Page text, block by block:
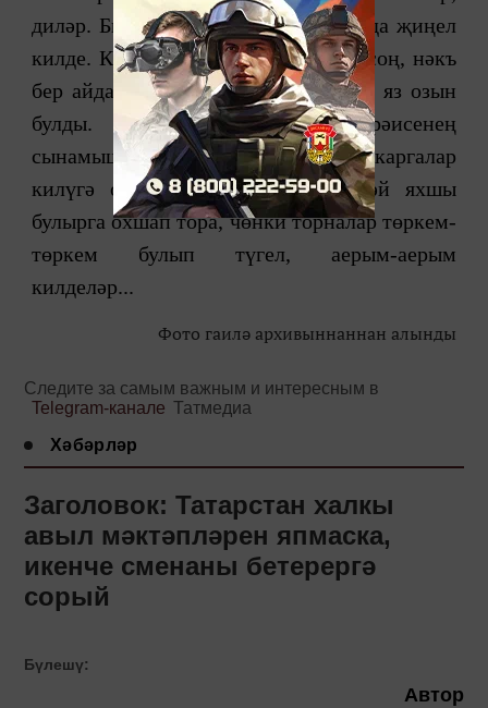
диләр. Быел нәкъ шулай булды, яз да җиңел
килде. Кара каргалар күренгәннән соң, нәкъ
бер айдан кар китте. Тик шулай да яз озын
булды. Элекке­ге колхоз рәисенең
сынамышларында хаклык бар: кара каргалар
килүгә ояларына төштеләр. Ә җәй яхшы
булырга охшап тора, чөн­ки торналар төркем-
төркем булып түгел, аерым-аерым
килделәр...
Фото гаилә архивыннаннан алынды
Следите за самым важным и интересным в
Telegram-канале Татмедиа
Хәбәрләр
Заголовок: Татарстан халкы
авыл мәктәпләрен япмаска,
икенче сменаны бетерергә
сорый
Бүлешү:
Автор